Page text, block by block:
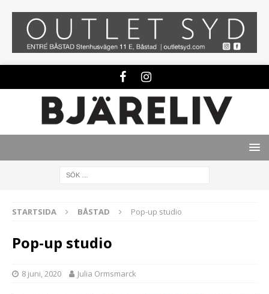
STARTSIDA BÅSTAD Pop-up studio
Pop-up studio
8 juni, 2020 Julia Ormsmarck